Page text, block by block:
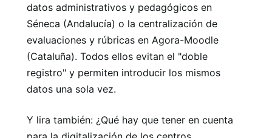
datos administrativos y pedagógicos en
Séneca (Andalucía) o la centralización de
evaluaciones y rúbricas en Agora-Moodle
(Cataluña). Todos ellos evitan el "doble
registro" y permiten introducir los mismos
datos una sola vez.
Y lira también: ¿Qué hay que tener en cuenta